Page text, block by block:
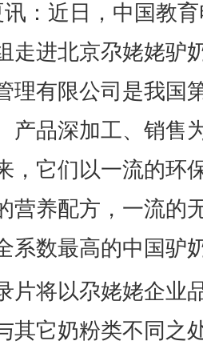
：近日，中国教育
走进北京尕姥姥驴
理有限公司是我国
产品深加工、销售
，它们以一流的环
营养配方，一流的
系数最高的中国驴
将以尕姥姥企业
其它奶粉类不同之